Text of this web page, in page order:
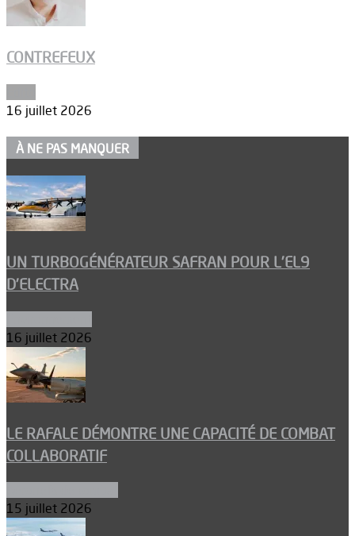
CONTREFEUX
16 juillet 2026
À NE PAS MANQUER
UN TURBOGÉNÉRATEUR SAFRAN POUR L’EL9
D’ELECTRA
16 juillet 2026
LE RAFALE DÉMONTRE UNE CAPACITÉ DE COMBAT
COLLABORATIF
15 juillet 2026